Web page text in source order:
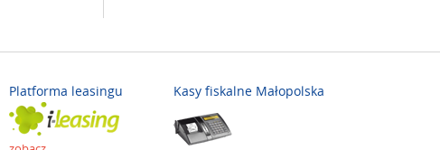
Platforma leasingu Kasy fiskalne Małopolska